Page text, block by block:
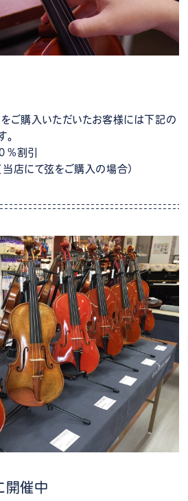
ご購入いただいたお客様には下記の
。
%割引
店にて弦をご購入の場合）
開催中